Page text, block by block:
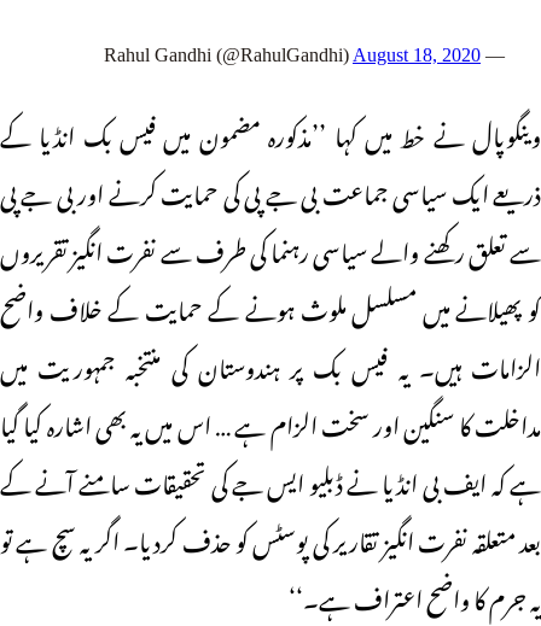
— Rahul Gandhi (@RahulGandhi)
August 18, 2020
وینگوپال نے خط میں کہا ’’مذکورہ مضمون میں فیس بک انڈیا کے
ذریعے ایک سیاسی جماعت بی جے پی کی حمایت کرنے اور بی جے پی
سے تعلق رکھنے والے سیاسی رہنما کی طرف سے نفرت انگیز تقریروں
کو پھیلانے میں مسلسل ملوث ہونے کے حمایت کے خلاف واضح
الزامات ہیں۔ یہ فیس بک پر ہندوستان کی منتخبہ جمہوریت میں
مداخلت کا سنگین اور سخت الزام ہے … اس میں یہ بھی اشارہ کیا گیا
ہے کہ ایف بی انڈیا نے ڈبلیو ایس جے کی تحقیقات سامنے آنے کے
بعد متعلقہ نفرت انگیز تقاریر کی پوسٹس کو حذف کردیا۔ اگر یہ سچ ہے تو
یہ جرم کا واضح اعتراف ہے۔‘‘